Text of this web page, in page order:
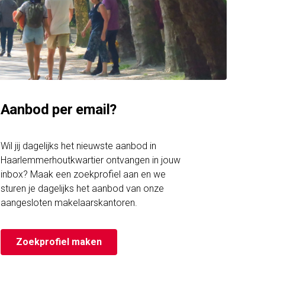
Aanbod per email?
Wil jij dagelijks het nieuwste aanbod in
Haarlemmerhoutkwartier ontvangen in jouw
inbox? Maak een zoekprofiel aan en we
sturen je dagelijks het aanbod van onze
aangesloten makelaarskantoren.
Zoekprofiel maken